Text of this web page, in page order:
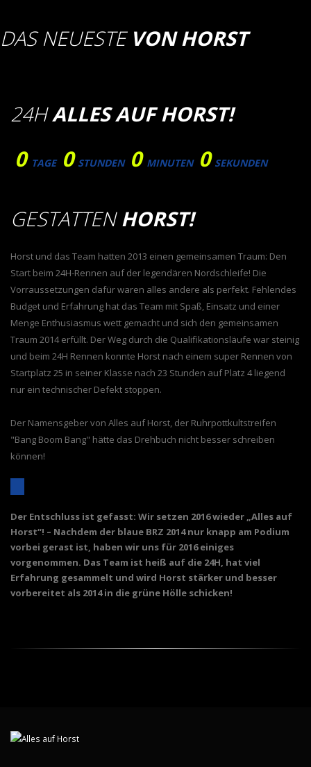
DAS NEUESTE VON HORST
24HALLES AUF HORST!
0 TAGE 0 STUNDEN 0 MINUTEN 0 SEKUNDEN
GESTATTENHORST!
Horst und das Team hatten 2013 einen gemeinsamen Traum: Den
Start beim 24H-Rennen auf der legendären Nordschleife! Die
Vorraussetzungen dafür waren alles andere als perfekt. Fehlendes
Budget und Erfahrung hat das Team mit Spaß, Einsatz und einer
Menge Enthusiasmus wett gemacht und sich den gemeinsamen
Traum 2014 erfüllt. Der Weg durch die Qualifikationsläufe war steinig
und beim 24H Rennen konnte Horst nach einem super Rennen von
Startplatz 25 in seiner Klasse nach 23 Stunden auf Platz 4 liegend
nur ein technischer Defekt stoppen.
Der Namensgeber von Alles auf Horst, der Ruhrpottkultstreifen
"Bang Boom Bang" hätte das Drehbuch nicht besser schreiben
können!
Der Entschluss ist gefasst: Wir setzen 2016 wieder „Alles auf
Horst“! – Nachdem der blaue BRZ 2014 nur knapp am Podium
vorbei gerast ist, haben wir uns für 2016 einiges
vorgenommen. Das Team ist heiß auf die 24H, hat viel
Erfahrung gesammelt und wird Horst stärker und besser
vorbereitet als 2014 in die grüne Hölle schicken!